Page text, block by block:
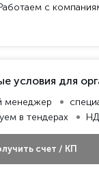
с
условия для
менеджер
в тендерах
счет / КП